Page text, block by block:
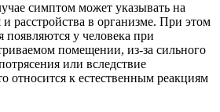
симптом может указывать на
расстройства в организме. При этом
у человека при
помещении, из-за сильного
или вследствие
относится к естественным реакциям